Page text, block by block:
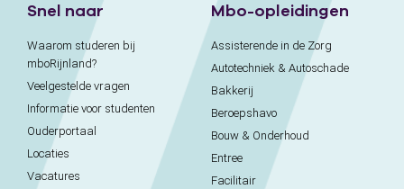
Snel naar
Waarom studeren bij
mboRijnland?
Veelgestelde vragen
Informatie voor studenten
Ouderportaal
Locaties
Vacatures
Mbo-opleidingen
Assisterende in de Zorg
Autotechniek & Autoschade
Bakkerij
Beroepshavo
Bouw & Onderhoud
Entree
Facilitair